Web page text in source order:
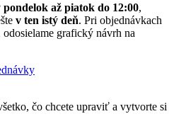
pondelok až piatok do 12:00,
v ten istý deň. Pri objednávkach
grafický návrh na
čo chcete upraviť a vytvorte si